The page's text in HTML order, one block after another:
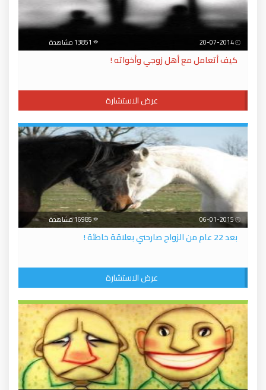
كيف أتعامل مع أهل زوجي وأخواته !
عرض الاستشارة
06-01-2015
بعد 22 عام من الزواج صارحني بعلاقة خاطئة !
عرض الاستشارة